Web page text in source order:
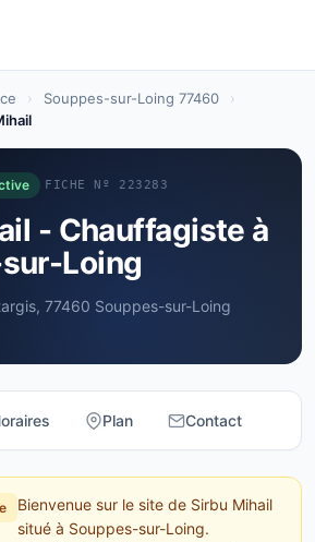
› Souppes-sur-Loing 77460
›
FICHE Nº 223283
- Chauffagiste à
Loing
77460 Souppes-sur-Loing
Plan Contact
Bienvenue sur le site de Sirbu Mihail
situé à Souppes-sur-Loing.